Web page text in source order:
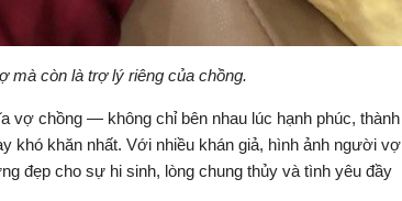
mà còn là trợ lý riêng của chồng.
vợ chồng — không chỉ bên nhau lúc hạnh phúc, thành
khó khăn nhất. Với nhiều khán giả, hình ảnh người vợ
đẹp cho sự hi sinh, lòng chung thủy và tình yêu đầy